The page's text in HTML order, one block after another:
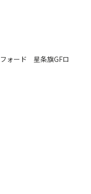
ォード 星条旗GFロ